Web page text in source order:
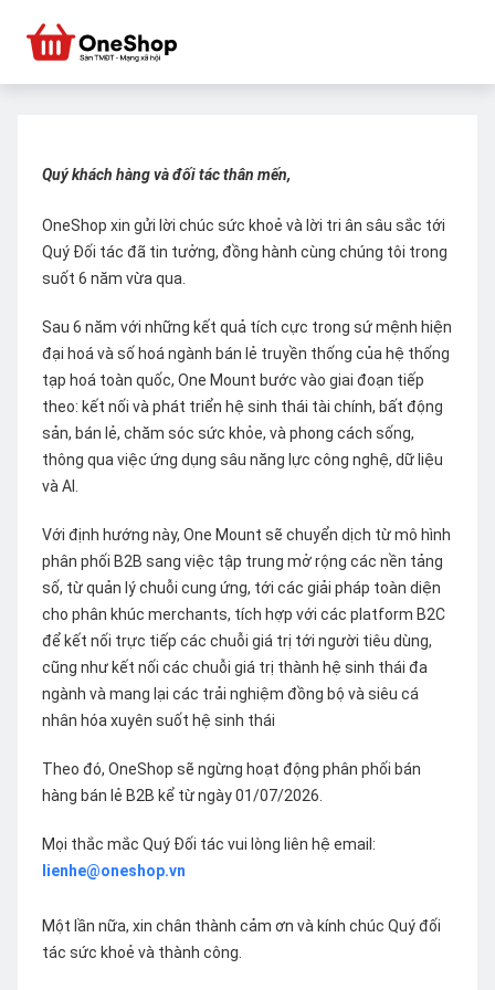
Quý khách hàng và đối tác thân mến,
OneShop xin gửi lời chúc sức khoẻ và lời tri ân sâu sắc tới
Quý Đối tác đã tin tưởng, đồng hành cùng chúng tôi trong
suốt 6 năm vừa qua.
Sau 6 năm với những kết quả tích cực trong sứ mệnh hiện
đại hoá và số hoá ngành bán lẻ truyền thống của hệ thống
tạp hoá toàn quốc, One Mount bước vào giai đoạn tiếp
theo: kết nối và phát triển hệ sinh thái tài chính, bất động
sản, bán lẻ, chăm sóc sức khỏe, và phong cách sống,
thông qua việc ứng dụng sâu năng lực công nghệ, dữ liệu
và AI.
Với định hướng này, One Mount sẽ chuyển dịch từ mô hình
phân phối B2B sang việc tập trung mở rộng các nền tảng
số, từ quản lý chuỗi cung ứng, tới các giải pháp toàn diện
cho phân khúc merchants, tích hợp với các platform B2C
để kết nối trực tiếp các chuỗi giá trị tới người tiêu dùng,
cũng như kết nối các chuỗi giá trị thành hệ sinh thái đa
ngành và mang lại các trải nghiệm đồng bộ và siêu cá
nhân hóa xuyên suốt hệ sinh thái
Theo đó, OneShop sẽ ngừng hoạt động phân phối bán
hàng bán lẻ B2B kể từ ngày 01/07/2026.
Mọi thắc mắc Quý Đối tác vui lòng liên hệ email:
lienhe@oneshop.vn
Một lần nữa, xin chân thành cảm ơn và kính chúc Quý đối
tác sức khoẻ và thành công.